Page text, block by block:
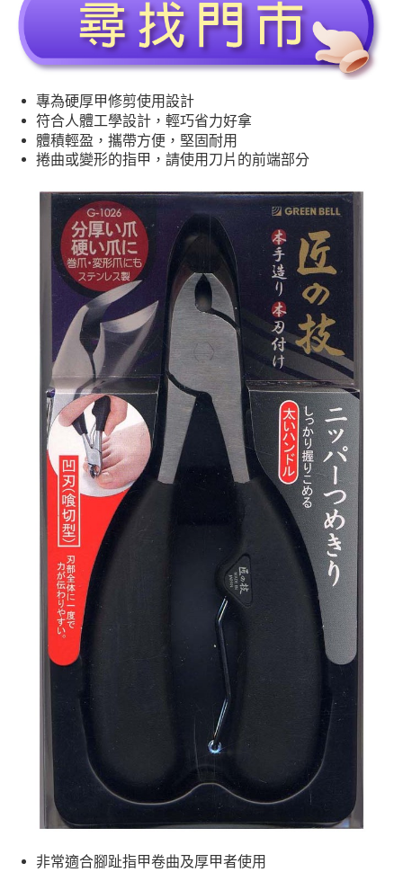
專為硬厚甲修剪使用設計
符合人體工學設計，輕巧省力好拿
體積輕盈，攜帶方便，堅固耐用
捲曲或變形的指甲，請使用刀片的前端部分
非常適合腳趾指甲卷曲及厚甲者使用